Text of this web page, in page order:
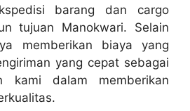
barang dan cargo
tujuan Manokwari. Selain
memberikan biaya yang
yang cepat sebagai
kami dalam memberikan